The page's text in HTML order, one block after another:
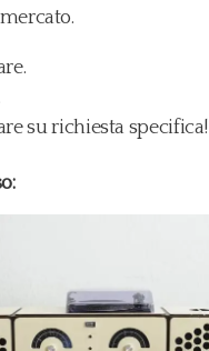
su richiesta specifica!